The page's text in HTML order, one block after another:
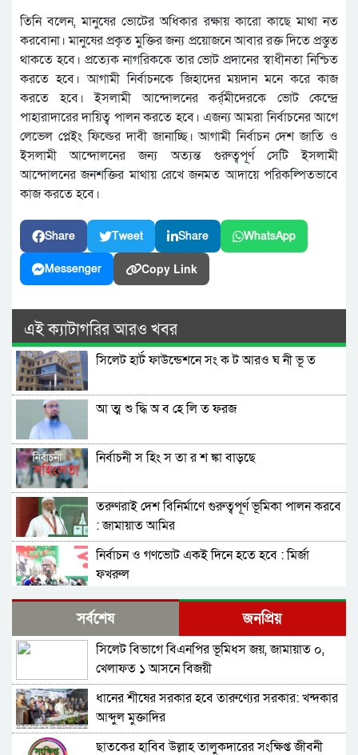
তিনি বলেন, মানুষের ভোটের অধিকার রক্ষায় কারো কাছে মাথা নত
করবোনা। মানুষের প্রকৃত মুক্তির জন্য প্রয়োজনে আবার রক্ত দিতে প্রস্তুত
থাকতে হবে। প্রত্যেক নাগরিককে তার ভোট প্রদানের স্বাধীনতা নিশ্চিত
করতে হবে। আগামী নির্বাচনকে জিহাদের ময়দান মনে করে কাজ
করতে হবে। ইসলামী আন্দোলনের কর্র্মীদেরকে ভোট কেন্দ্রে
পাহারাদারের দায়িত্ব পালন করতে হবে। এজন্য আমরা নির্বাচনের আগে
লেভেল প্লেইং ফিল্ডের দাবী জানাচ্ছি। আগামী নির্বাচন দেশ জাতি ও
ইসলামী আন্দোলনের জন্য অত্যন্ত গুরুত্বপূর্ণ সেটি ইসলামী
আন্দোলনের জনশক্তির মাথায় রেখে জনমত আদায়ে পরিকল্পিতভাবে
কাজ করতে হবে।
Share Tweet Share WhatsApp
Messenger Copy Link
এই ক্যাটাগরির আরও খবর
সিলেট হার্ট ফাউন্ডেশনে সং ক ট আরও ঘ নী ভূ ত
আ ত্ম শু দ্ধি অ ব হে লি ত ফরজ
নির্বাচনী স হিং স তা র শ ঙ্কা বাড়ছে
তরুণরাই দেশ বিনির্মাণে গুরুত্বপূর্ণ ভূমিকা পালন করবে
: জামায়াত আমির
নির্বাচন ও গণভোট একই দিনে হতে হবে : মির্জা
ফখরুল
নির্বাচন বিরোধীদের ৭ নভেম্বরের চেতনায় পরাজিত
করতে হবে : আমীর খসরু
জামায়াতের আলোচনার প্রস্তাব, যা বললেন বিএনপির
মহাসচিব
সুনামগঞ্জ-১ : ‘চূড়ান্ত মনোনয়ন আমিই পাবো’-
কামরুজ্জামান কামরুল
সাবাস এসএমপির পুলিশ কমিশনার : কালিঘাটে জ ব্দ
সর্বশেষ জনপ্রিয়
সিলেট বিভাগে বিএনপির ভূমিধস জয়, জামায়াত ০,
খেলাফত ১ আসনে বিজয়ী
ধানের শীষের সরকার হবে তারুণ্যের সরকার: খন্দকার
আব্দুল মুক্তাদির
ছাতকের হাবিব উল্লাহ তালুকদারের সংক্ষিপ্ত জীবনী